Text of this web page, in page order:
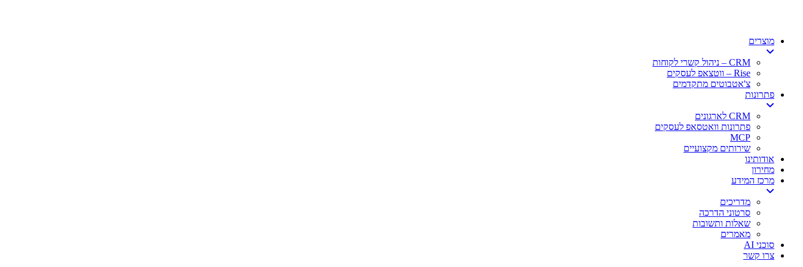
מוצרים
CRM – ניהול קשרי לקוחות
Rise – ווטצאפ לעסקים
צ'אטבוטים מתקדמים
פתרונות
CRM לארגונים
פתרונות וואטסאפ לעסקים
MCP
שירותים מקצועיים
אודותינו
מחירון
מרכז המידע
מדריכים
סרטוני הדרכה
שאלות ותשובות
מאמרים
סוכני AI
צרו קשר